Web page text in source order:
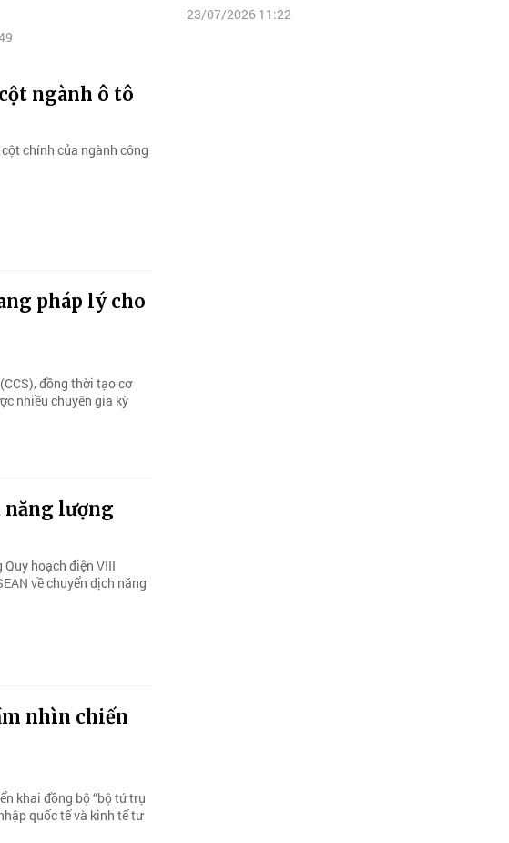
23/07/2026 11:22
ngành ô tô
chính của ngành công
pháp lý cho
đồng thời tạo cơ
nhiều chuyên gia kỳ
lượng
hoạch điện VIII
về chuyển dịch năng
nhìn chiến
khai đồng bộ “bộ tứ trụ
quốc tế và kinh tế tư